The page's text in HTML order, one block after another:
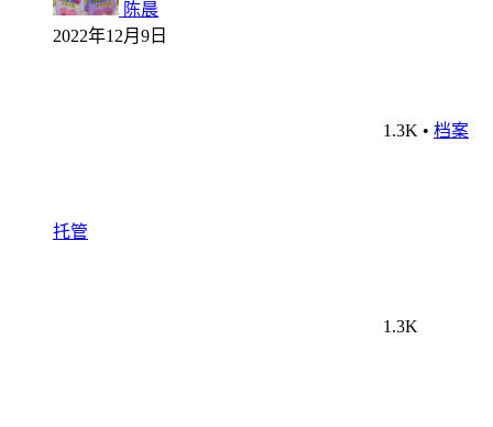
陈晨
2022年12月9日
1.3K • 档案
托管
1.3K